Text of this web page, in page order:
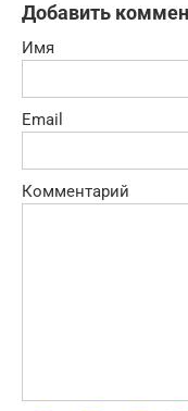
Добавить
Имя
Email
Комментарий